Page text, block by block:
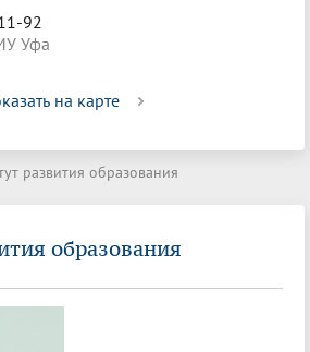
92
Уфа
на карте
развития образования
образования